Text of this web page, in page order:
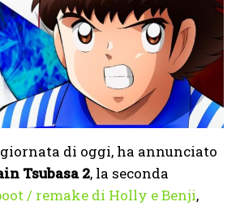
di oggi, ha annunciato
Tsubasa 2, la seconda
/ remake di Holly e Benji,